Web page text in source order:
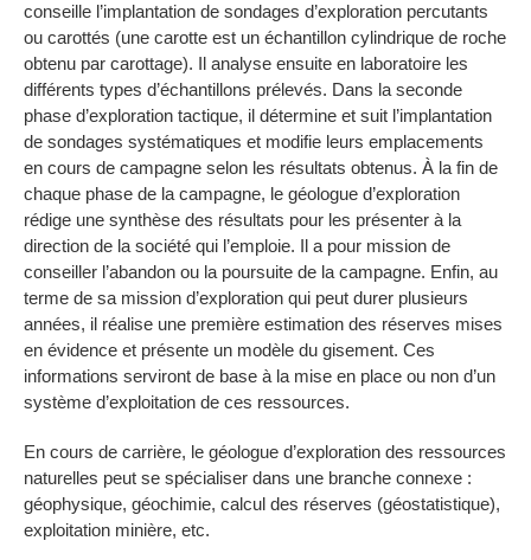
conseille l’implantation de sondages d’exploration percutants
ou carottés (une carotte est un échantillon cylindrique de roche
obtenu par carottage). Il analyse ensuite en laboratoire les
différents types d’échantillons prélevés. Dans la seconde
phase d’exploration tactique, il détermine et suit l’implantation
de sondages systématiques et modifie leurs emplacements
en cours de campagne selon les résultats obtenus. À la fin de
chaque phase de la campagne, le géologue d’exploration
rédige une synthèse des résultats pour les présenter à la
direction de la société qui l’emploie. Il a pour mission de
conseiller l’abandon ou la poursuite de la campagne. Enfin, au
terme de sa mission d’exploration qui peut durer plusieurs
années, il réalise une première estimation des réserves mises
en évidence et présente un modèle du gisement. Ces
informations serviront de base à la mise en place ou non d’un
système d’exploitation de ces ressources.
En cours de carrière, le géologue d’exploration des ressources
naturelles peut se spécialiser dans une branche connexe :
géophysique, géochimie, calcul des réserves (géostatistique),
exploitation minière, etc.